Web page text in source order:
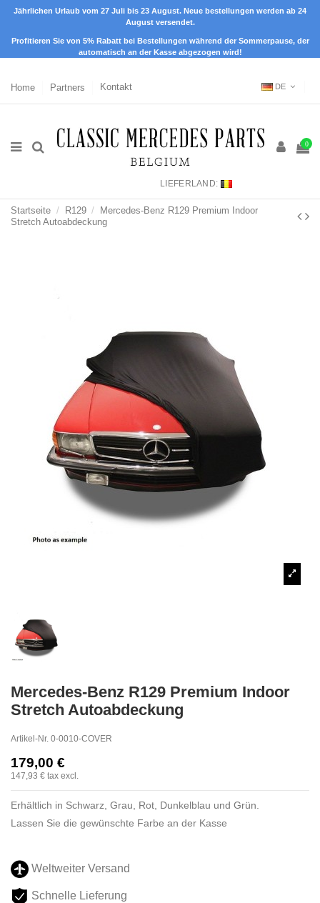
Jährlichen Urlaub vom 27 Juli bis 23 August. Neue bestellungen werden ab 24
August versendet.
Profitieren Sie von 5% Rabatt bei Bestellungen während der Sommerpause, der
automatisch an der Kasse abgezogen wird!
Home Partners Kontakt DE
0
LIEFERLAND:
Startseite R129
Mercedes-Benz R129 Premium Indoor
Stretch Autoabdeckung
Mercedes-Benz R129 Premium Indoor
Stretch Autoabdeckung
Artikel-Nr. 0-0010-COVER
179,00 €
147,93 € tax excl.
Erhältlich in Schwarz, Grau, Rot, Dunkelblau und Grün.
Lassen Sie die gewünschte Farbe an der Kasse
Weltweiter Versand
Schnelle Lieferung